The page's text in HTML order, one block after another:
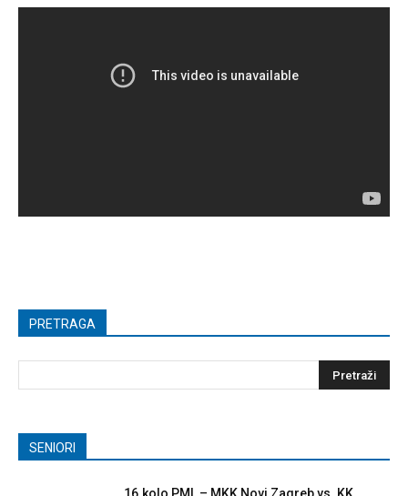
PRETRAGA
SENIORI
16.kolo PML – MKK Novi Zagreb vs. KK